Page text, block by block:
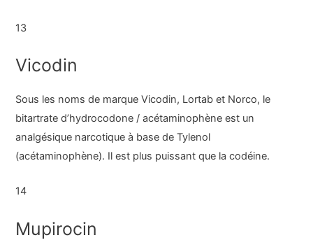
13
Vicodin
Sous les noms de marque Vicodin, Lortab et Norco, le
bitartrate d’hydrocodone / acétaminophène est un
analgésique narcotique à base de Tylenol
(acétaminophène). Il est plus puissant que la codéine.
14
Mupirocin